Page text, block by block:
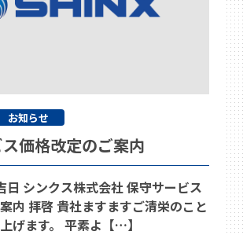
お知らせ
価格改定のご案内
日 シンクス株式会社 保守サービス
内 拝啓 貴社ますますご清栄のこと
げます。 平素よ【…】